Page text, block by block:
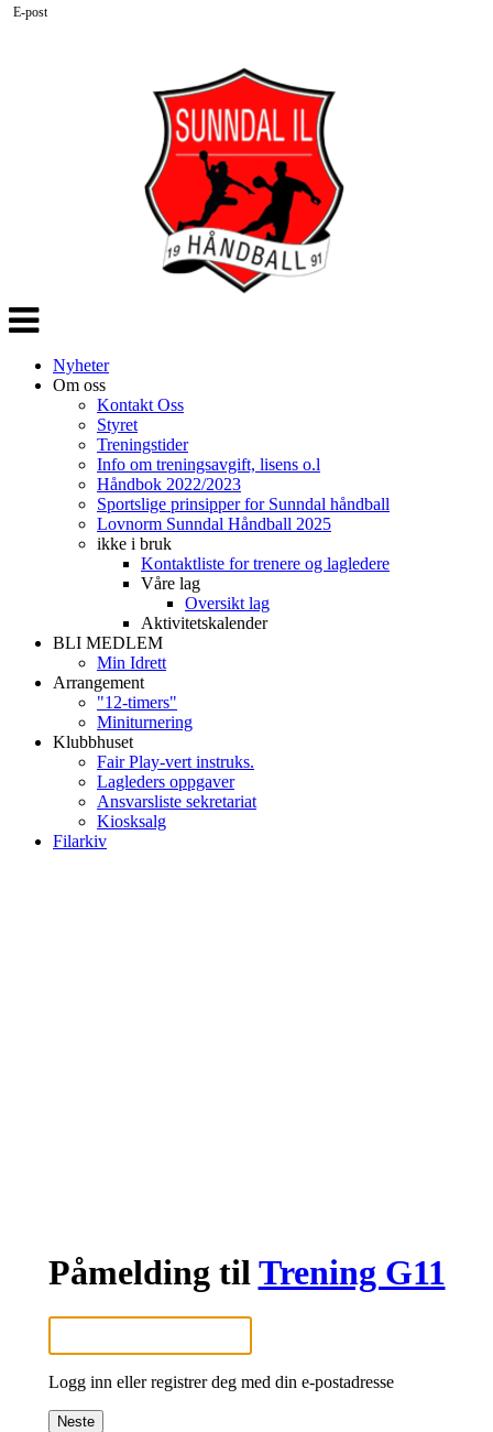
Veksle
navigasjon
Nyheter
Om oss
Kontakt Oss
Styret
Treningstider
Info om treningsavgift, lisens o.l
Håndbok 2022/2023
Sportslige prinsipper for Sunndal håndball
Lovnorm Sunndal Håndball 2025
ikke i bruk
Kontaktliste for trenere og lagledere
Våre lag
Oversikt lag
Aktivitetskalender
BLI MEDLEM
Min Idrett
Arrangement
"12-timers"
Miniturnering
Klubbhuset
Fair Play-vert instruks.
Lagleders oppgaver
Ansvarsliste sekretariat
Kiosksalg
Filarkiv
Påmelding til Trening G11
E-post
Logg inn eller registrer deg med din e-postadresse
Neste